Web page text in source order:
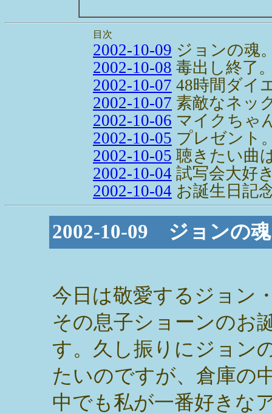
目次
2002-10-09 ジョンの魂
2002-10-08 毒出し終了
2002-10-07 48時間ダイ
2002-10-07 素敵なネッ
2002-10-06 マイクちゃ
2002-10-05 プレゼント
2002-10-05 聴きたい曲
2002-10-04 試写会大好
2002-10-04 お誕生日記
2002-10-09 ジョンの
今日は敬愛するジョン
その息子ショーンのお
す。久し振りにジョン
たいのですが、倉庫の
中でも私が一番好きな